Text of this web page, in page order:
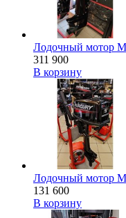
Лодочный мотор
311 900
В корзину
Лодочный мотор
131 600
В корзину